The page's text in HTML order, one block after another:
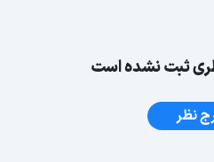
ثبت نشده است
نظر